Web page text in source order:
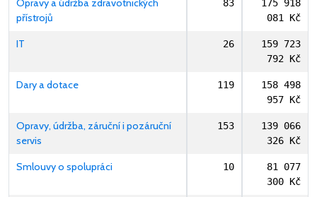
Opravy a údržba zdravotnických
přístrojů
83
175 918
081 Kč
IT 26
159 723
792 Kč
Dary a dotace 119
158 498
957 Kč
Opravy, údržba, záruční i pozáruční
servis
153
139 066
326 Kč
Smlouvy o spolupráci 10
81 077
300 Kč